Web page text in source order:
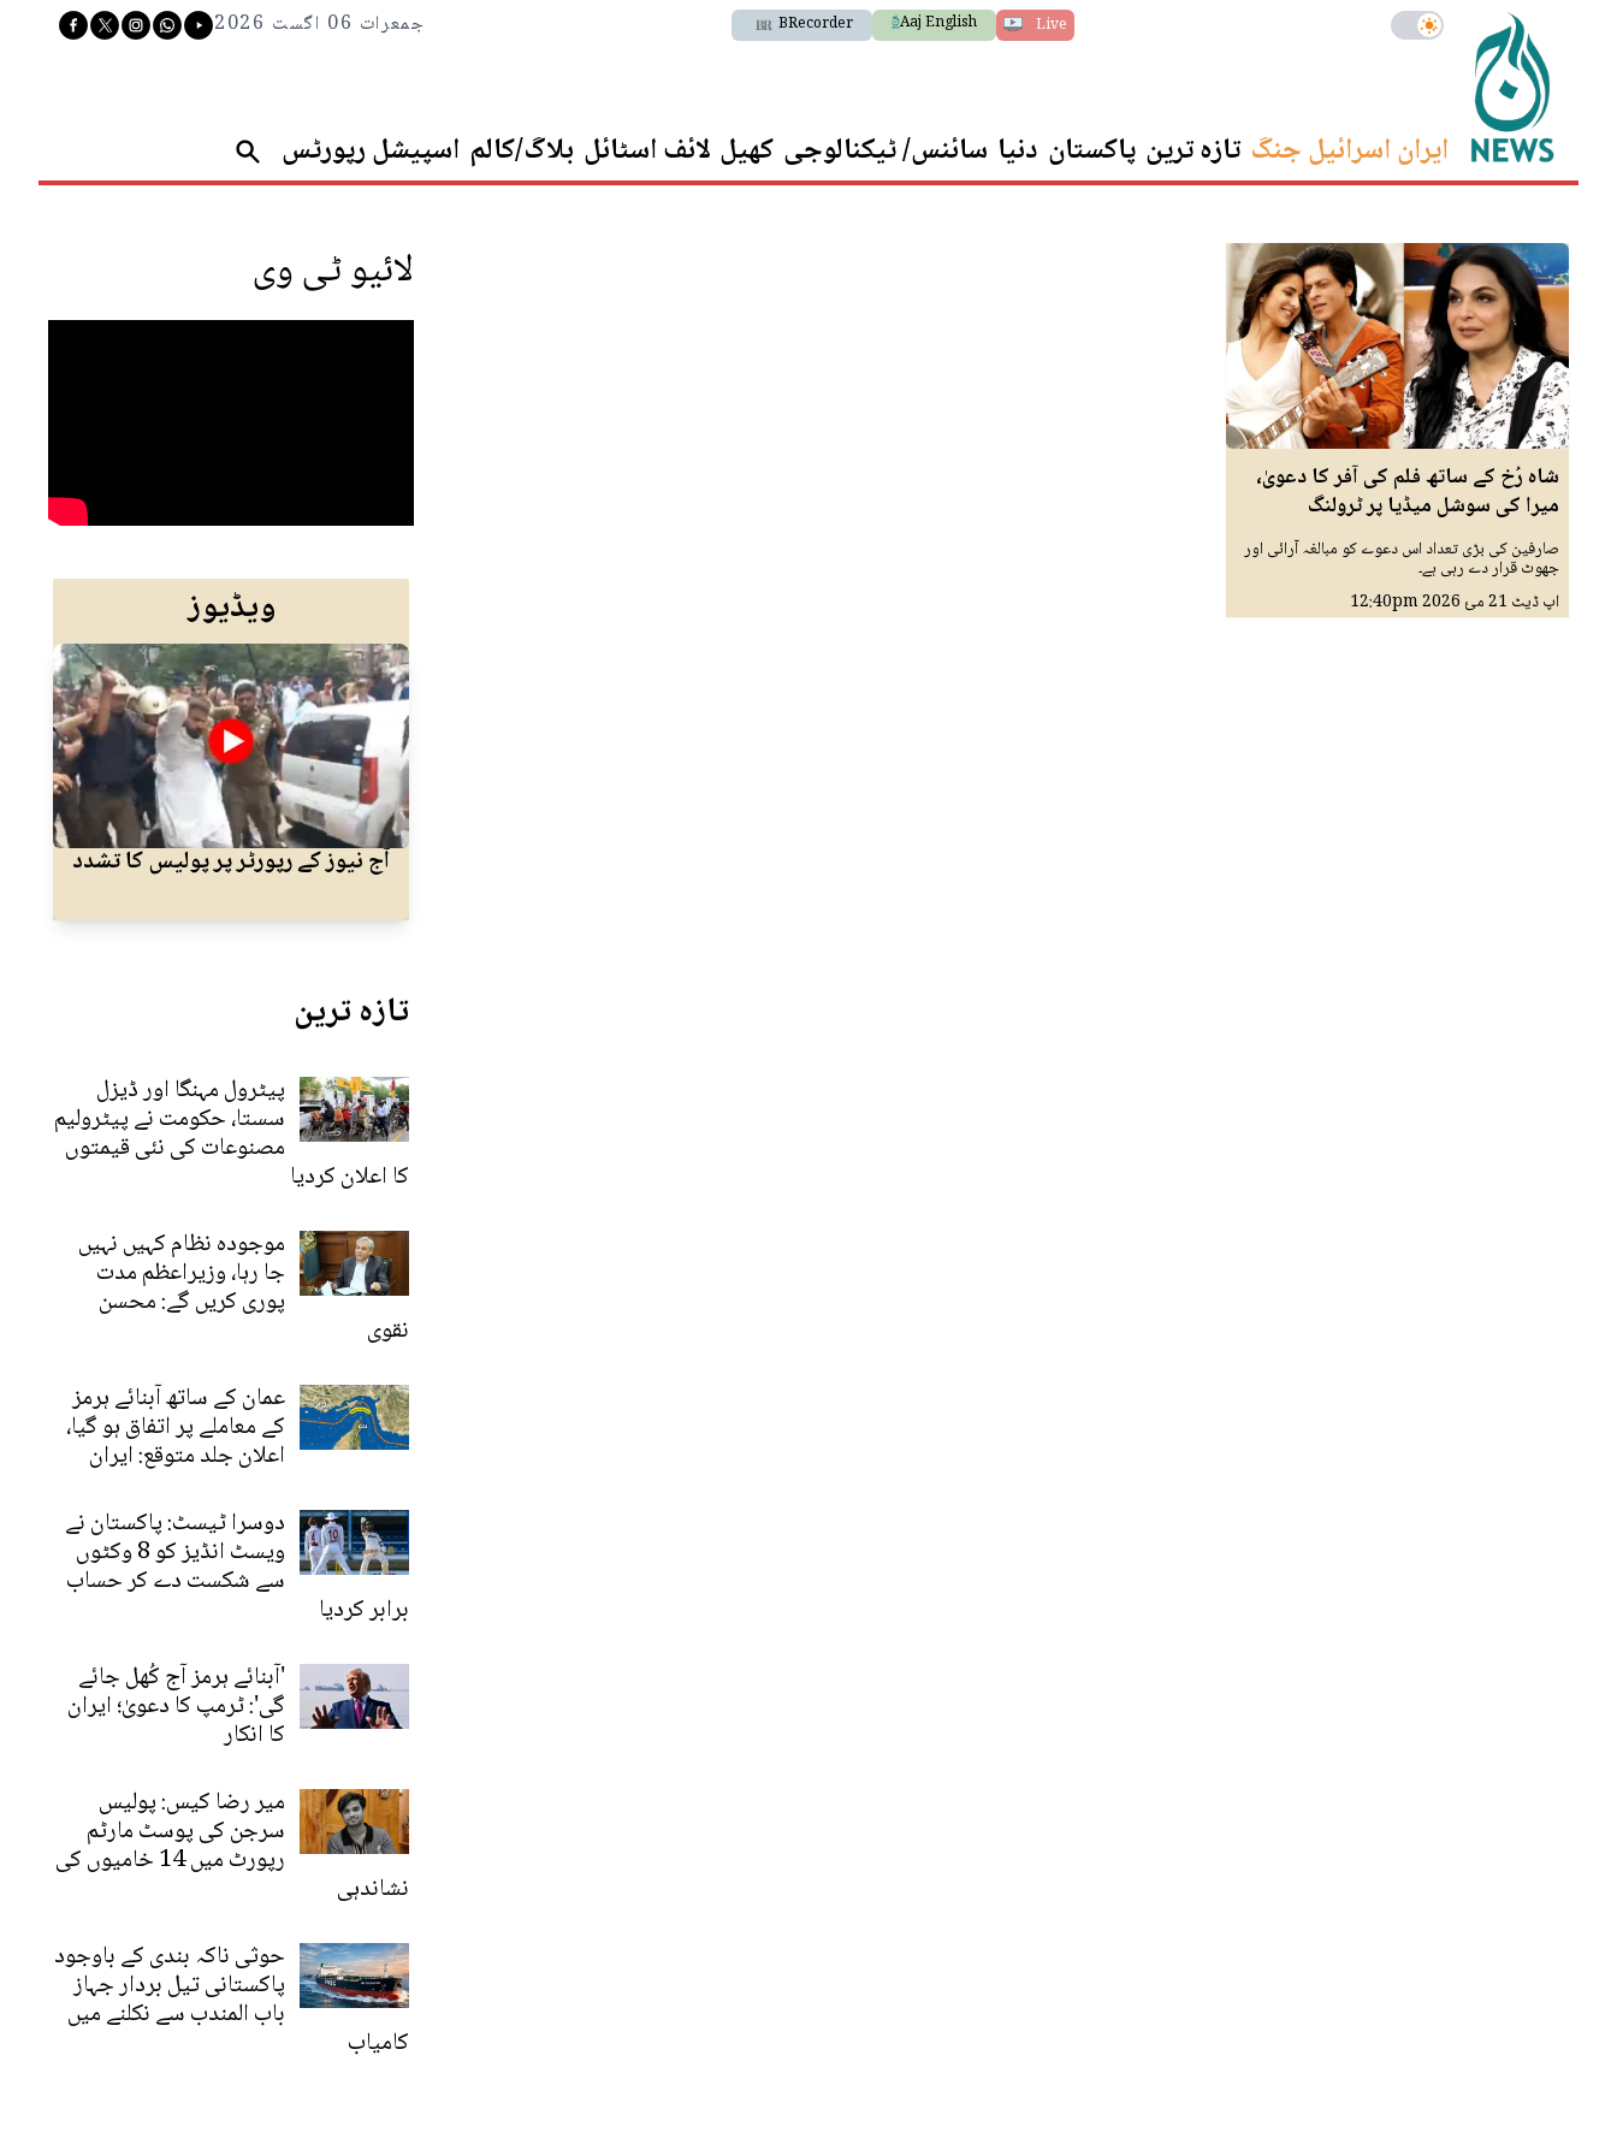
Live
Aaj English
BRecorder جمعرات 06 اگست 2026
ایران اسرائیل جنگ تازہ ترین پاکستان دنیا سائنس/ ٹیکنالوجی کھیل لائف اسٹائل بلاگ/کالم اسپیشل رپورٹس
شاہ رُخ کے ساتھ فلم کی آفر کا دعویٰ،
میرا کی سوشل میڈیا پر ٹرولنگ
صارفین کی بڑی تعداد اس دعوے کو مبالغہ آرائی اور
جھوٹ قرار دے رہی ہے۔
اپ ڈیٹ 21 مئ 2026 12:40pm
لائیو ٹی وی
ویڈیوز
آج نیوز کے رپورٹر پر پولیس کا تشدد
تازہ ترین
پیٹرول مہنگا اور ڈیزل
سستا، حکومت نے پیٹرولیم
مصنوعات کی نئی قیمتوں
کا اعلان کردیا
موجودہ نظام کہیں نہیں
جا رہا، وزیراعظم مدت
پوری کریں گے: محسن
نقوی
عمان کے ساتھ آبنائے ہرمز
کے معاملے پر اتفاق ہو گیا،
اعلان جلد متوقع: ایران
دوسرا ٹیسٹ: پاکستان نے
ویسٹ انڈیز کو 8 وکٹوں
سے شکست دے کر حساب
برابر کردیا
'آبنائے ہرمز آج کُھل جائے
گی': ٹرمپ کا دعویٰ؛ ایران
کا انکار
میر رضا کیس: پولیس
سرجن کی پوسٹ مارٹم
رپورٹ میں 14 خامیوں کی
نشاندہی
حوثی ناکہ بندی کے باوجود
پاکستانی تیل بردار جہاز
باب المندب سے نکلنے میں
کامیاب